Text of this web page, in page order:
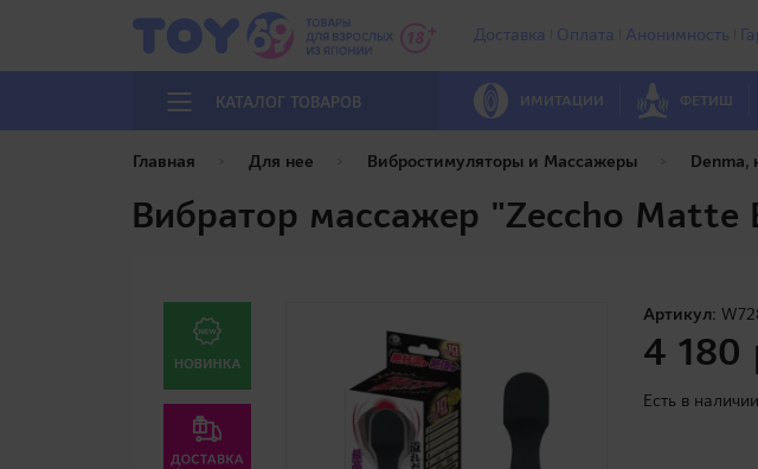
Доставка Оплата Анонимность
КАТАЛОГ ТОВАРОВ ИМИТАЦИИ ФЕТИШ
Главная Для нее Вибростимуляторы и Массажеры Denma,
Вибратор массажер "Zeccho Matte
Артикул:
4 180
Есть в